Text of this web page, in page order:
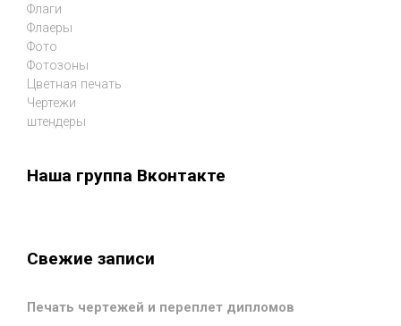
Флаги
Флаеры
Фото
Фотозоны
Цветная печать
Чертежи
штендеры
Наша группа Вконтакте
Свежие записи
Печать чертежей и переплет дипломов